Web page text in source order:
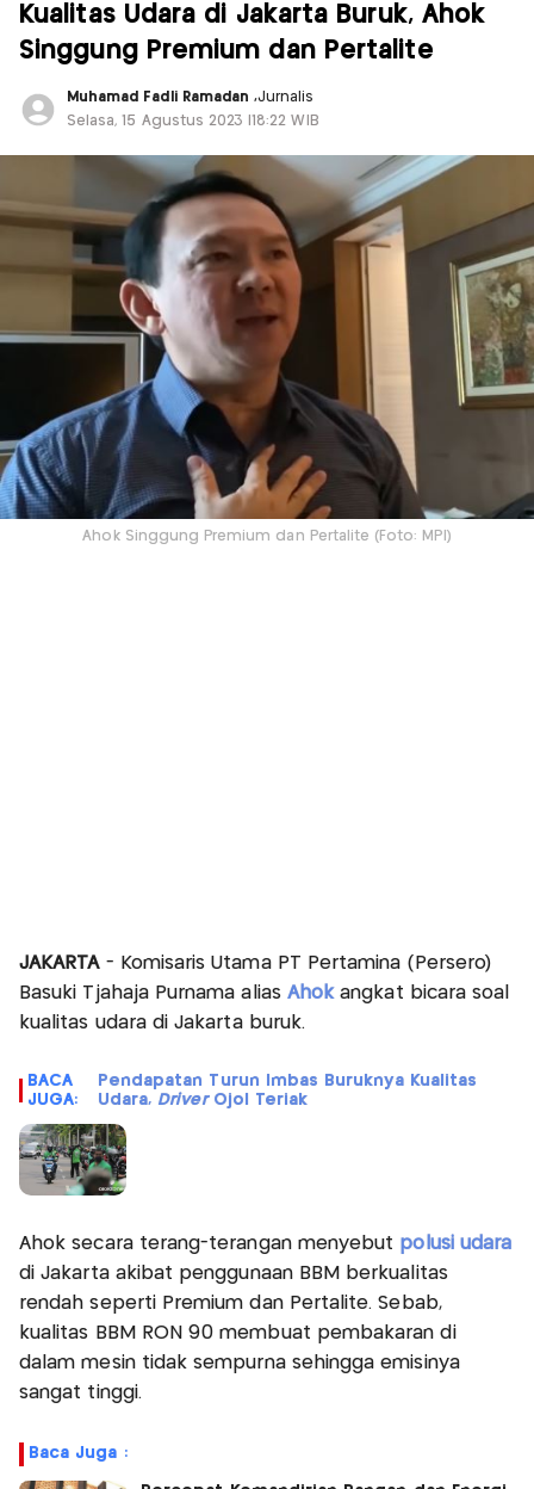
Kualitas Udara di Jakarta Buruk, Ahok
Singgung Premium dan Pertalite
Muhamad Fadli Ramadan,Jurnalis
Selasa, 15 Agustus 2023 |18:22 WIB
Ahok Singgung Premium dan Pertalite (Foto: MPI)
JAKARTA - Komisaris Utama PT Pertamina (Persero)
Basuki Tjahaja Purnama alias Ahokangkat bicara soal
kualitas udara di Jakarta buruk.
BACA
JUGA:
Pendapatan Turun Imbas Buruknya Kualitas
Udara, DriverOjol Teriak
Ahok secara terang-terangan menyebut polusi udara
di Jakarta akibat penggunaan BBM berkualitas
rendah seperti Premium dan Pertalite. Sebab,
kualitas BBM RON 90 membuat pembakaran di
dalam mesin tidak sempurna sehingga emisinya
sangat tinggi.
Baca Juga :